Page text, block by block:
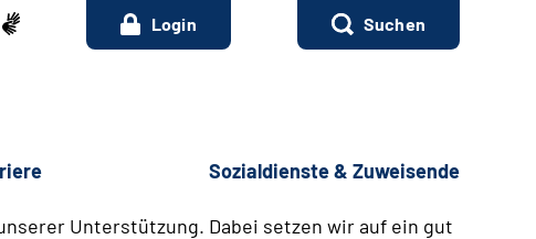
Login Suchen
Sozialdienste & Zuweisende
Unterstützung. Dabei setzen wir auf ein gut